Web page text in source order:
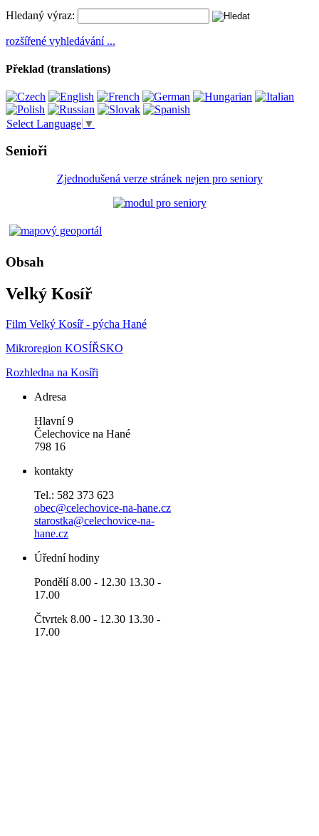
Hledaný výraz:
rozšířené vyhledávání ...
Překlad (translations)
Select Language ▼
Senioři
Zjednodušená verze stránek nejen pro seniory
Obsah
Velký Kosíř
Film Velký Kosíř - pýcha Hané
Mikroregion KOSÍŘSKO
Rozhledna na Kosíři
Adresa
Hlavní 9
Čelechovice na Hané
798 16
kontakty
Tel.: 582 373 623
obec@celechovice-na-hane.cz
starostka@celechovice-na-
hane.cz
Úřední hodiny
Pondělí 8.00 - 12.30 13.30 -
17.00
Čtvrtek 8.00 - 12.30 13.30 -
17.00